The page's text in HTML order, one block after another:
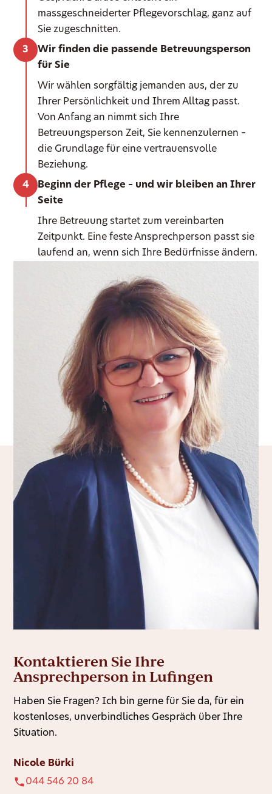
Kontaktieren Sie Ihre
Ansprechperson in Lufingen
Haben Sie Fragen? Ich bin gerne für Sie da, für ein
kostenloses, unverbindliches Gespräch über Ihre
Situation.
Nicole Bürki
044 546 20 84
massgeschneiderter Pflegevorschlag, ganz auf
Sie zugeschnitten.
Wir finden die passende Betreuungsperson
für Sie
Wir wählen sorgfältig jemanden aus, der zu
Ihrer Persönlichkeit und Ihrem Alltag passt.
Von Anfang an nimmt sich Ihre
Betreuungsperson Zeit, Sie kennenzulernen –
die Grundlage für eine vertrauensvolle
Beziehung.
Beginn der Pflege – und wir bleiben an Ihrer
Seite
Ihre Betreuung startet zum vereinbarten
Zeitpunkt. Eine feste Ansprechperson passt sie
laufend an, wenn sich Ihre Bedürfnisse ändern.